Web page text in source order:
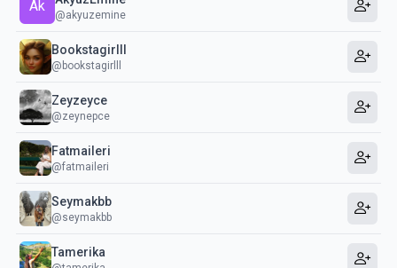
Ak
@akyuzemine
Bookstagirlll
@bookstagirlll
Zeyzeyce
@zeynepce
Fatmaileri
@fatmaileri
Seymakbb
@seymakbb
Tamerika